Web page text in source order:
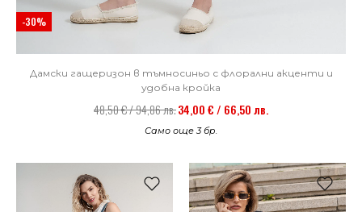
-30%
Дамски гащеризон в тъмносиньо с флорални акценти и
удобна кройка
48,50 € / 94,86 лв.34,00 € / 66,50 лв.
Само още 3 бр.